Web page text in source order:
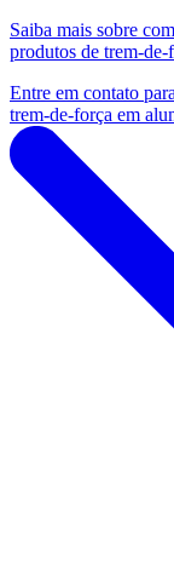
Saiba mais sobre
produtos de trem-
Entre em contato
trem-de-força em